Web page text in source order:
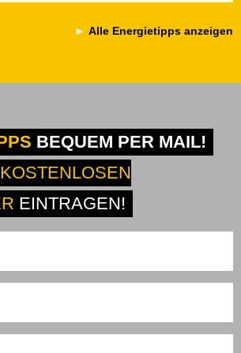
Alle Energietipps anzeigen
BEQUEM PER MAIL!
KOSTENLOSEN
EINTRAGEN!